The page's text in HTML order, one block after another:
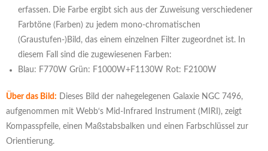
erfassen. Die Farbe ergibt sich aus der Zuweisung verschiedener
Farbtöne (Farben) zu jedem mono-chromatischen
(Graustufen-)Bild, das einem einzelnen Filter zugeordnet ist. In
diesem Fall sind die zugewiesenen Farben:
Blau: F770W Grün: F1000W+F1130W Rot: F2100W
Über das Bild: Dieses Bild der nahegelegenen Galaxie NGC 7496,
aufgenommen mit Webb‘s Mid-Infrared Instrument (MIRI), zeigt
Kompasspfeile, einen Maßstabsbalken und einen Farbschlüssel zur
Orientierung.